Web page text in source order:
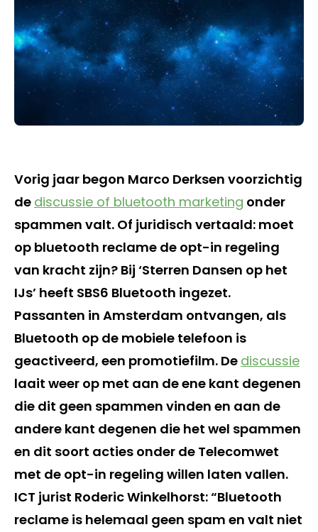
Vorig jaar begon Marco Derksen voorzichtig
de discussie of bluetooth marketing onder
spammen valt. Of juridisch vertaald: moet
op bluetooth reclame de opt-in regeling
van kracht zijn? Bij ‘Sterren Dansen op het
IJs’ heeft SBS6 Bluetooth ingezet.
Passanten in Amsterdam ontvangen, als
Bluetooth op de mobiele telefoon is
geactiveerd, een promotiefilm. De discussie
laait weer op met aan de ene kant degenen
die dit geen spammen vinden en aan de
andere kant degenen die het wel spammen
en dit soort acties onder de Telecomwet
met de opt-in regeling willen laten vallen.
ICT jurist Roderic Winkelhorst: “Bluetooth
reclame is helemaal geen spam en valt niet